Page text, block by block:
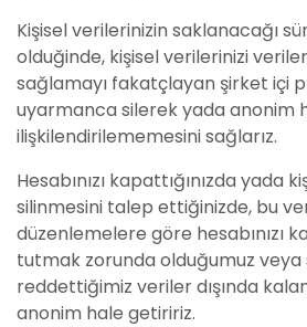
Kişisel verilerinizin saklanacağı
olduğinde, kişisel verilerinizi
sağlamayı fakatçlayan şirket içi
uyarmanca silerek yada anonim
ilişkilendirilememesini sağlarız.
Hesabınızı kapattığınızda yada
silinmesini talep ettiğinizde, bu
düzenlemelere göre hesabınızı
tutmak zorunda olduğumuz veya
reddettiğimiz veriler dışında
anonim hale getiririz.